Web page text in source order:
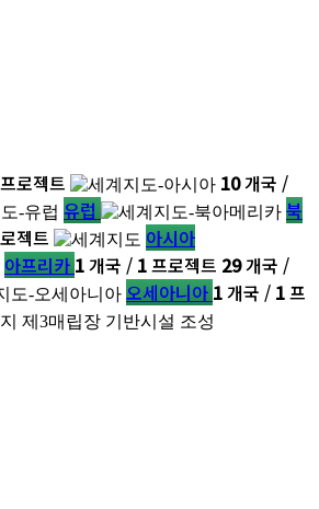
프로젝트 10개국 /
유럽
북
젝트
아시아
아프리카 1개국 / 1프로젝트 29개국 /
오세아니아 1개국 / 1프